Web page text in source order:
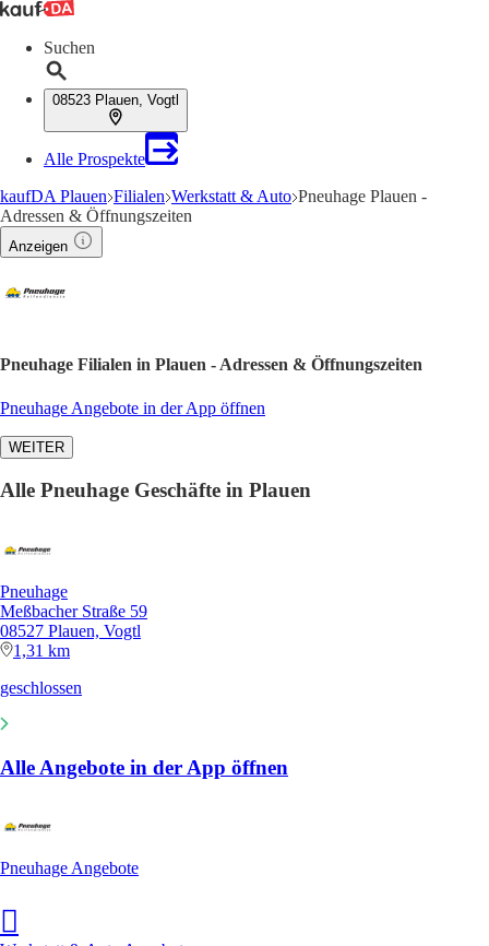
Suchen
08523 Plauen, Vogtl
Alle Prospekte
kaufDA Plauen Filialen Werkstatt & Auto Pneuhage Plauen -
Adressen & Öffnungszeiten
Anzeigen
Pneuhage Filialen in Plauen - Adressen & Öffnungszeiten
Pneuhage Angebote in der App öffnen
WEITER
Alle Pneuhage Geschäfte in Plauen
Pneuhage
Meßbacher Straße 59
08527 Plauen, Vogtl
1,31 km
geschlossen
Alle Angebote in der App öffnen
Pneuhage Angebote